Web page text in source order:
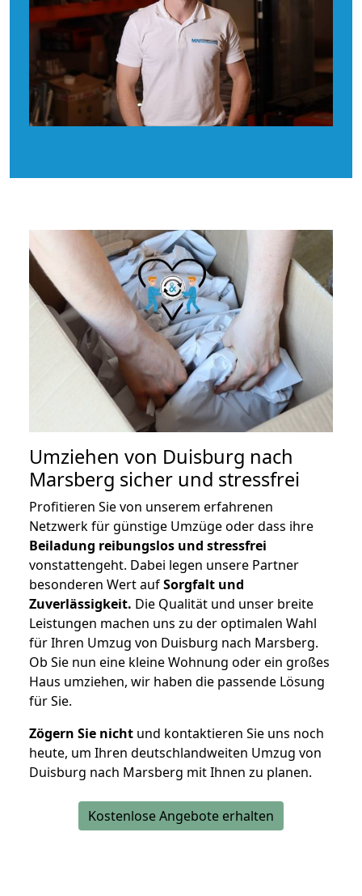
Umziehen von Duisburg nach
Marsberg sicher und stressfrei
Profitieren Sie von unserem erfahrenen
Netzwerk für günstige Umzüge oder dass ihre
Beiladung reibungslos und stressfrei
vonstattengeht. Dabei legen unsere Partner
besonderen Wert aufSorgfalt und
Zuverlässigkeit. Die Qualität und unser breite
Leistungen machen uns zu der optimalen Wahl
für Ihren Umzug von Duisburg nach Marsberg.
Ob Sie nun eine kleine Wohnung oder ein großes
Haus umziehen, wir haben die passende Lösung
für Sie.
Zögern Sie nicht und kontaktieren Sie uns noch
heute, um Ihren deutschlandweiten Umzug von
Duisburg nach Marsberg mit Ihnen zu planen.
Kostenlose Angebote erhalten